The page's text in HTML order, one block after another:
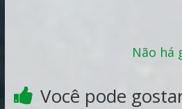
Não há
Você pode